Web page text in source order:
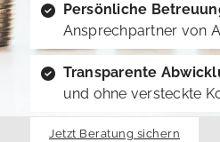
Persönliche
Ansprechpartner von
Transparente
und ohne versteckte
Jetzt Beratung sichern